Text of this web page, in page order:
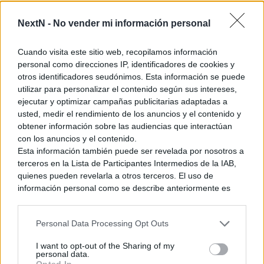
NextN - No vender mi información personal
Cuando visita este sitio web, recopilamos información
personal como direcciones IP, identificadores de cookies y
otros identificadores seudónimos. Esta información se puede
utilizar para personalizar el contenido según sus intereses,
ejecutar y optimizar campañas publicitarias adaptadas a
usted, medir el rendimiento de los anuncios y el contenido y
obtener información sobre las audiencias que interactúan
con los anuncios y el contenido.
Esta información también puede ser revelada por nosotros a
terceros en la Lista de Participantes Intermedios de la IAB,
quienes pueden revelarla a otros terceros. El uso de
información personal como se describe anteriormente es
generamos contenido relevante para nuestra audiencia.
recopilación y uso de datos en nuestra Política de
Privacidad.
Personal Data Processing Opt Outs
I want to opt-out of the Sharing of my
personal data.
para evitar que la gente tenga acceso a este contenido
antes del día de lanzamiento).
Podremos disfrutar plenamente de Wii U tras realizar la
(también es una buena forma de obligar a los usuarios a
crearse la NN ID y a conectar la consola).
Iwata se disculpa por este inconveniente, pero espera que
la gente lo entienda
Si tenemos una Wii, podremos hacer la transferencia de
datos de la Consola Virtual y juegos de Wiiware
descargados, así como las partidas salvadas, desde Wii
hasta Wii U. No lo explica, pero parece que es por medio
de la tarjeta SD, seguramente haciendo un proceso similar
al del traspaso de datos entre 3DS (suponemos que no
Ver también